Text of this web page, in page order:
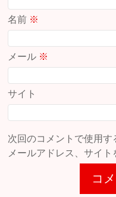
名前 ※
メール ※
サイト
次回のコメントで使用す
メールアドレス、サイト